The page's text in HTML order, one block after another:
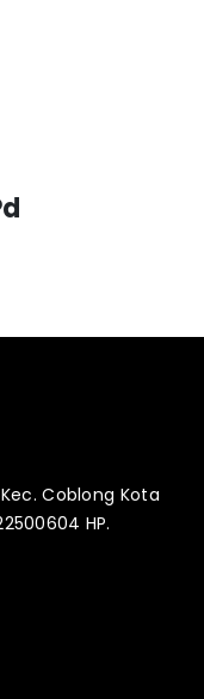
Coblong Kota
HP.